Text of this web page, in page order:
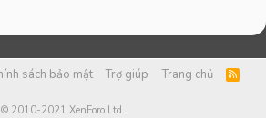
sách bảo mật Trợ giúp Trang chủ
R
S
© 2010-2021 XenForo Ltd.